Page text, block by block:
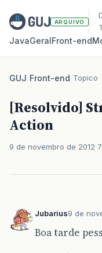
ARQUIVO
JavaGeralFront‑end
GUJ/Front-end/Topico
[Resolvido]
Action
9 de novembro de 2012
Jubarius9 de
Boa tarde